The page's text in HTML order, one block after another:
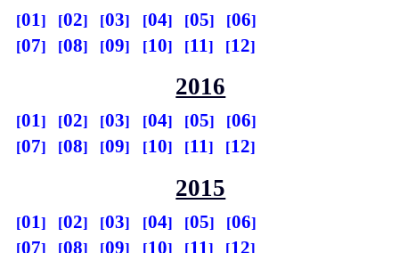
01 02 03 04 05
06
07
08 09 10 11 12
2016
01 02 03 04 05
06
07
08 09 10 11 12
2015
01 02 03 04 05
06
07
08 09 10 11 12